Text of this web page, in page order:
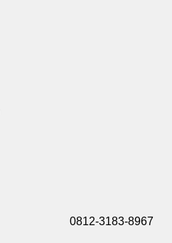
0812-3183-8967